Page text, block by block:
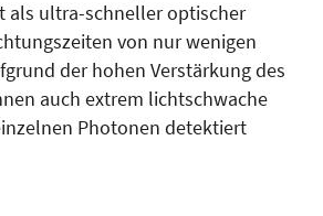
als ultra-schneller optischer
von nur wenigen
der hohen Verstärkung des
auch extrem lichtschwache
Photonen detektiert